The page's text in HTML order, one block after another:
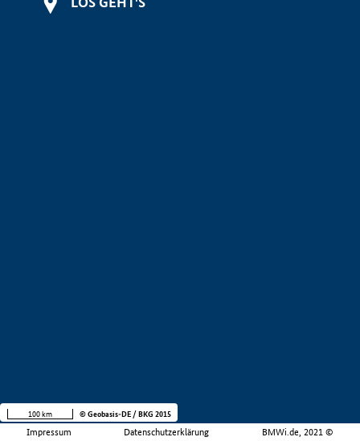
Impressum Datenschutzerklärung BMWi.de, 2021 ©
100 km © Geobasis-DE / BKG 2015